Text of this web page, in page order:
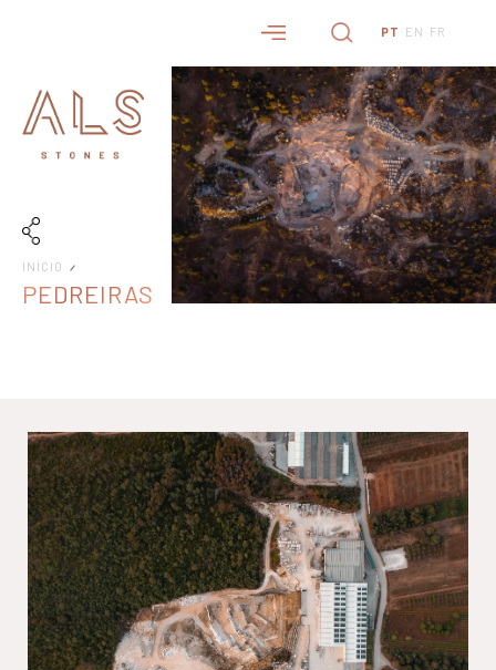
PT EN FR
INÍCIO
PEDREIRAS